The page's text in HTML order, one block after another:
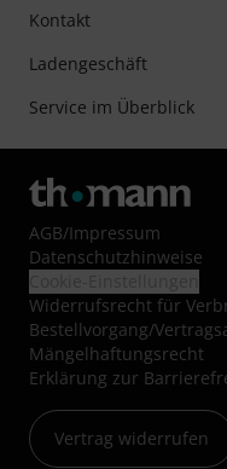
Kontakt
Ladengeschäft
Service im Überblick
AGB/Impressum
Datenschutzhinweise
Widerrufsrecht für
Bestellvorgang/
Mängelhaftungsrecht
Erklärung zur
Vertrag widerrufen